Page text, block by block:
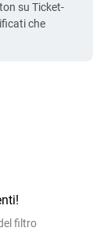
su Ticket-
che
filtro